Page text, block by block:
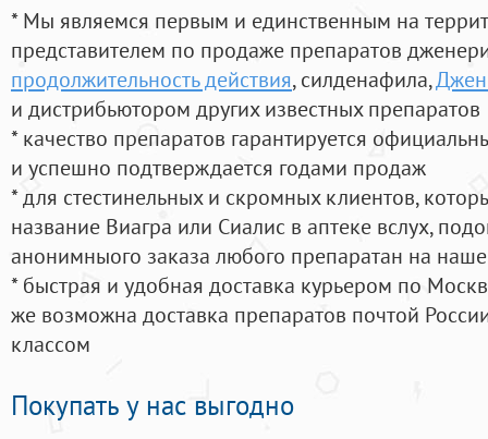
* Мы являемся первым и единственным на
представителем по продаже препаратов
продолжительность действия, силденафила,
и дистрибьютором других известных препаратов
* качество препаратов гарантируется
и успешно подтверждается годами продаж
* для стестинельных и скромных клиентов,
название Виагра или Сиалис в аптеке вслух,
анонимныого заказа любого препаратан на
* быстрая и удобная доставка курьером по
же возможна доставка препаратов почтой
классом
Покупать у нас выгодно